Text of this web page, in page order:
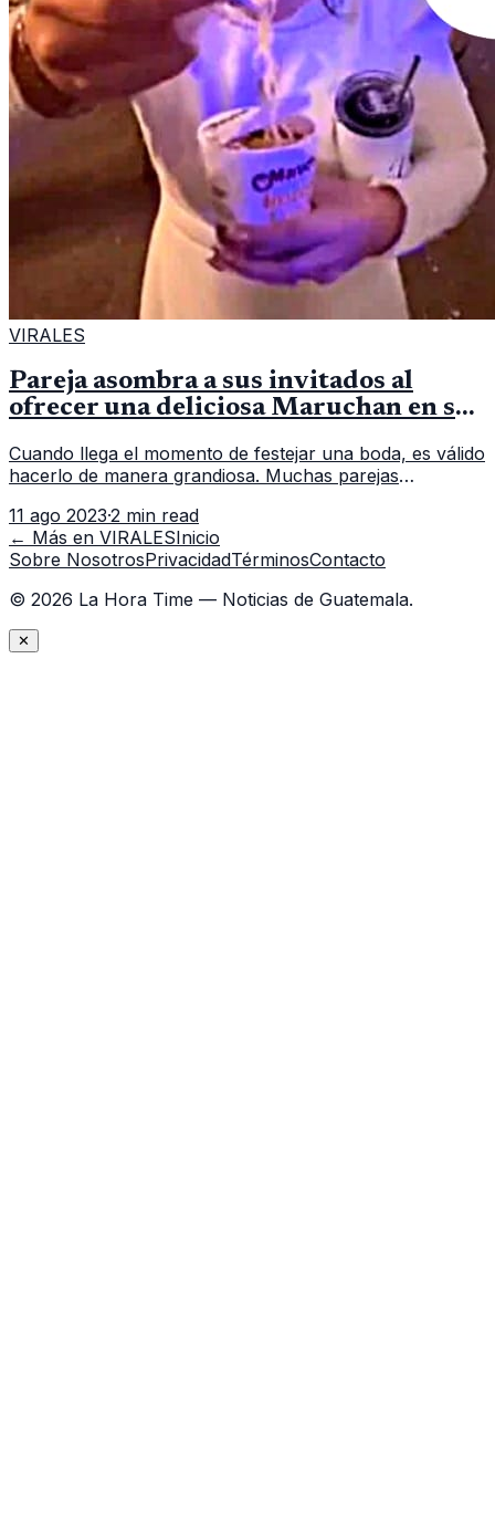
VIRALES
Pareja asombra a sus invitados al
ofrecer una deliciosa Maruchan en su
Cuando llega el momento de festejar una boda, es válido
hacerlo de manera grandiosa. Muchas parejas
amigos y familiares es e
11 ago 2023·2 min read
← Más en VIRALESInicio
Sobre NosotrosPrivacidadTérminosContacto
© 2026 La Hora Time — Noticias de Guatemala.